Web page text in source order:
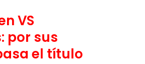
VS
por sus
el título